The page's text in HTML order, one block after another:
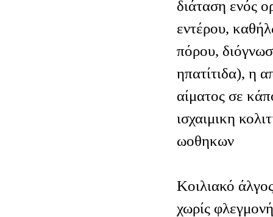
διάταση ενός
εντέρου,
πόρου,
ηπατίτιδα), η
αίματος σε
ισχαιμικη
ωοθηκων
Κοιλιακό
χωρίς